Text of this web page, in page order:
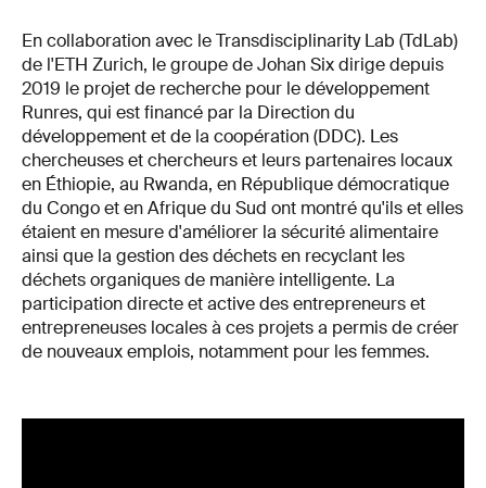
En collaboration avec le Transdisciplinarity Lab (TdLab)
de l'ETH Zurich, le groupe de Johan Six dirige depuis
2019 le projet de recherche pour le développement
Runres, qui est financé par la Direction du
développement et de la coopération (DDC). Les
chercheuses et chercheurs et leurs partenaires locaux
en Éthiopie, au Rwanda, en République démocratique
du Congo et en Afrique du Sud ont montré qu'ils et elles
étaient en mesure d'améliorer la sécurité alimentaire
ainsi que la gestion des déchets en recyclant les
déchets organiques de manière intelligente. La
participation directe et active des entrepreneurs et
entrepreneuses locales à ces projets a permis de créer
de nouveaux emplois, notamment pour les femmes.